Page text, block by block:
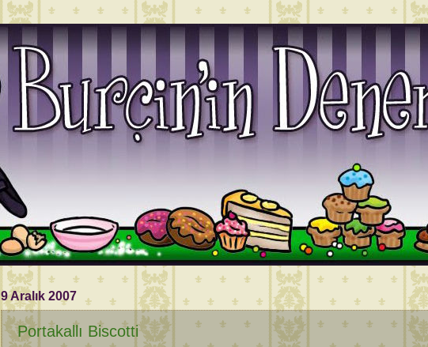
9 Aralık 2007
Portakallı Biscotti